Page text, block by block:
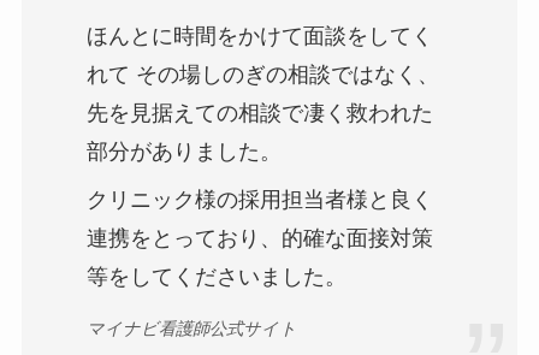
ほんとに時間をかけて面談をしてく
れて その場しのぎの相談ではなく、
先を見据えての相談で凄く救われた
部分がありました。
クリニック様の採用担当者様と良く
連携をとっており、的確な面接対策
等をしてくださいました。
マイナビ看護師公式サイト